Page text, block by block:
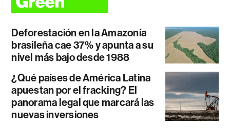
Deforestación en la Amazonía
brasileña cae 37% y apunta a su
nivel más bajo desde 1988
¿Qué países de América Latina
apuestan por el fracking? El
panorama legal que marcará las
nuevas inversiones